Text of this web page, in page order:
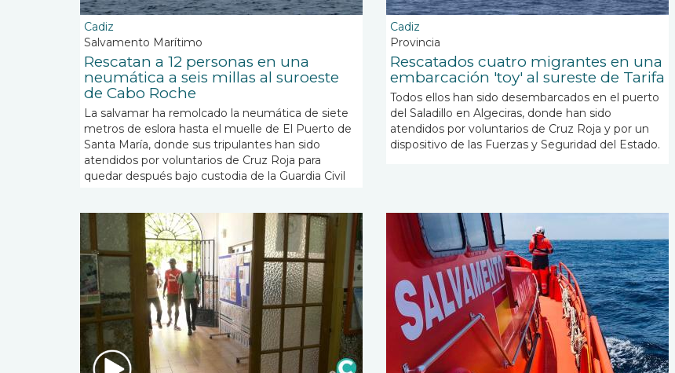
Cadiz
Salvamento Marítimo
Rescatan a 12 personas en una
neumática a seis millas al suroeste
de Cabo Roche
La salvamar ha remolcado la neumática de siete
metros de eslora hasta el muelle de El Puerto de
Santa María, donde sus tripulantes han sido
atendidos por voluntarios de Cruz Roja para
quedar después bajo custodia de la Guardia Civil
Cadiz
Provincia
Rescatados cuatro migrantes en una
embarcación 'toy' al sureste de Tarifa
Todos ellos han sido desembarcados en el puerto
del Saladillo en Algeciras, donde han sido
atendidos por voluntarios de Cruz Roja y por un
dispositivo de las Fuerzas y Seguridad del Estado.